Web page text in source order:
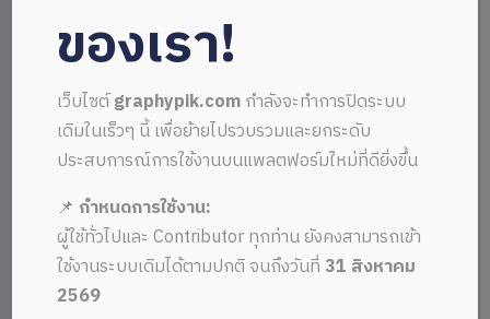
ของเรา!
เว็บไซต์graphypik.comกำลังจะทำการปิดระบบ
เดิมในเร็วๆ นี้ เพื่อย้ายไปรวบรวมและยกระดับ
ประสบการณ์การใช้งานบนแพลตฟอร์มใหม่ที่ดียิ่งขึ้น
📌กำหนดการใช้งาน:
ผู้ใช้ทั่วไปและ Contributor ทุกท่าน ยังคงสามารถเข้า
ใช้งานระบบเดิมได้ตามปกติ จนถึงวันที่ 31 สิงหาคม
2569